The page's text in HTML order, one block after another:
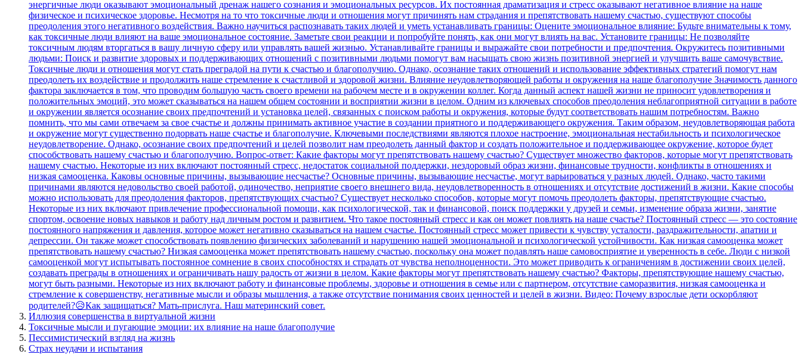
Иллюзия совершенства в виртуальной жизни
Токсичные мысли и пугающие эмоции: их влияние на наше благополучие
Пессимистический взгляд на жизнь
Страх неудачи и испытания